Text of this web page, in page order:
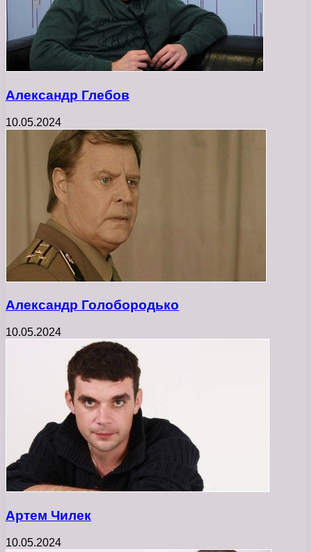
Александр Глебов
10.05.2024
Александр Голобородько
10.05.2024
Артем Чилек
10.05.2024